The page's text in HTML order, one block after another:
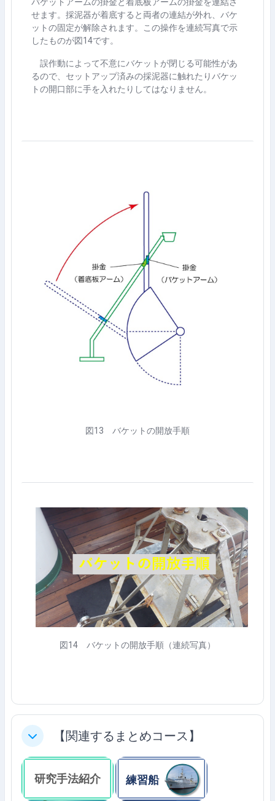
バケットアームの掛金と着底板アームの掛金を連結さ
せます。採泥器が着底すると両者の連結が外れ、バケ
ットの固定が解除されます。この操作を連続写真で示
したものが図14です。
誤作動によって不意にバケットが閉じる可能性があ
るので、セットアップ済みの採泥器に触れたりバケッ
トの開口部に手を入れたりしてはなりません。
図13 バケットの開放手順
図14 バケットの開放手順（連続写真）
축소 【関連するまとめコース】